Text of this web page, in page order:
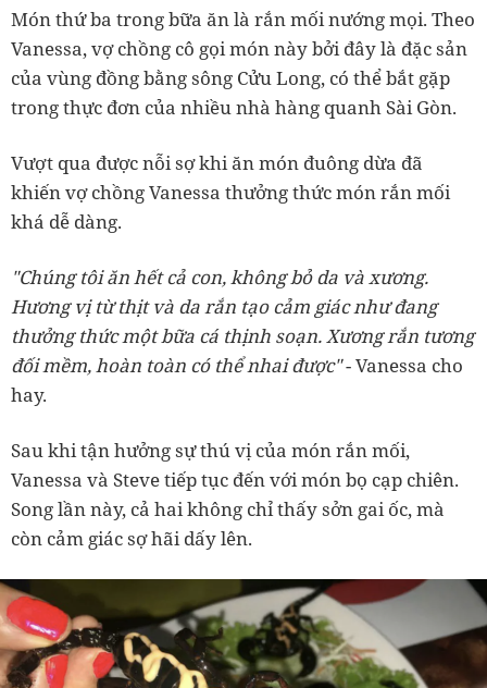
Món thứ ba trong bữa ăn là rắn mối nướng mọi. Theo
Vanessa, vợ chồng cô gọi món này bởi đây là đặc sản
của vùng đồng bằng sông Cửu Long, có thể bắt gặp
trong thực đơn của nhiều nhà hàng quanh Sài Gòn.
Vượt qua được nỗi sợ khi ăn món đuông dừa đã
khiến vợ chồng Vanessa thưởng thức món rắn mối
khá dễ dàng.
"Chúng tôi ăn hết cả con, không bỏ da và xương.
Hương vị từ thịt và da rắn tạo cảm giác như đang
thưởng thức một bữa cá thịnh soạn. Xương rắn tương
đối mềm, hoàn toàn có thể nhai được"- Vanessa cho
hay.
Sau khi tận hưởng sự thú vị của món rắn mối,
Vanessa và Steve tiếp tục đến với món bọ cạp chiên.
Song lần này, cả hai không chỉ thấy sởn gai ốc, mà
còn cảm giác sợ hãi dấy lên.